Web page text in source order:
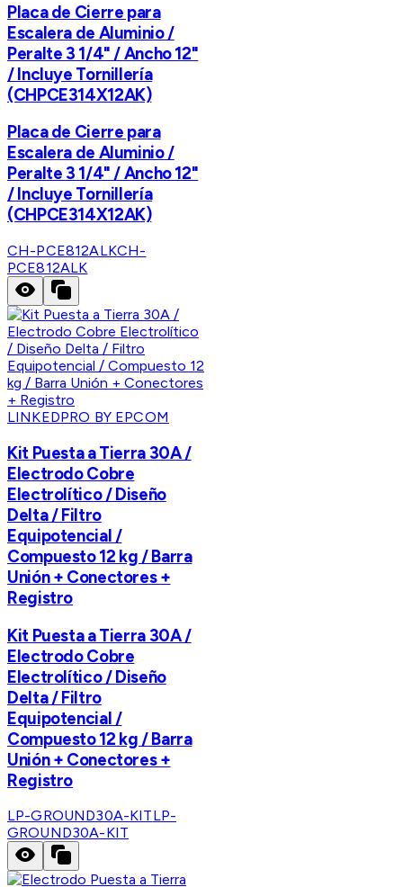
Placa de Cierre para
Escalera de Aluminio /
Peralte 3 1/4" / Ancho 12"
/ Incluye Tornillería
(CHPCE314X12AK)
Placa de Cierre para
Escalera de Aluminio /
Peralte 3 1/4" / Ancho 12"
/ Incluye Tornillería
(CHPCE314X12AK)
CH-PCE812ALKCH-
PCE812ALK
LINKEDPRO BY EPCOM
Kit Puesta a Tierra 30A /
Electrodo Cobre
Electrolítico / Diseño
Delta / Filtro
Equipotencial /
Compuesto 12 kg / Barra
Unión + Conectores +
Registro
Kit Puesta a Tierra 30A /
Electrodo Cobre
Electrolítico / Diseño
Delta / Filtro
Equipotencial /
Compuesto 12 kg / Barra
Unión + Conectores +
Registro
LP-GROUND30A-KITLP-
GROUND30A-KIT